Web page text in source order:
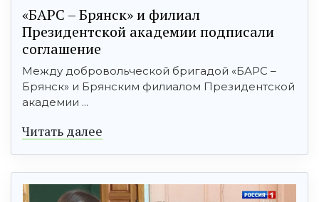
«БАРС – Брянск» и филиал
Президентской академии подписали
соглашение
Между добровольческой бригадой «БАРС –
Брянск» и Брянским филиалом Президентской
академии ...
Читать далее